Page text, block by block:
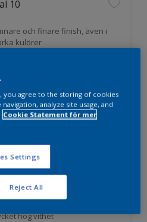
10
och finare finish, även i
kulörer
täckförmåga
20
hög vithet
you agree to the storing of cookies
analyze site usage, and
Cookie Statement för mer
Settings
Reject All